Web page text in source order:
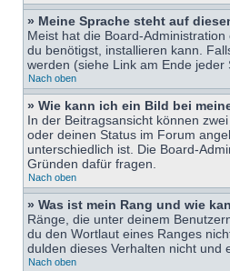
» Meine Sprache steht auf
Meist hat die Board-
du benötigst, installieren kann.
werden (siehe Link am Ende jeder
Nach oben
» Wie kann ich ein Bild bei
In der Beitragsansicht können
oder deinen Status im Forum
unterschiedlich ist. Die Board-
Gründen dafür fragen.
Nach oben
» Was ist mein Rang und wie
Ränge, die unter deinem
du den Wortlaut eines Ranges
dulden dieses Verhalten nicht und
Nach oben